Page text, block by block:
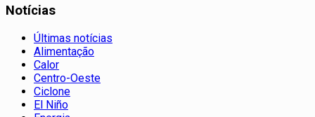
Notícias
Últimas notícias
Alimentação
Calor
Centro-Oeste
Ciclone
El Niño